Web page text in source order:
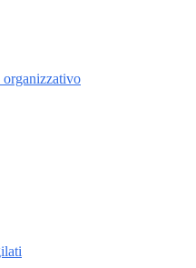
organizzativo